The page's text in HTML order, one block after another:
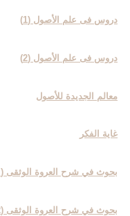
دروس فی علم الأصول (1)
دروس فی علم الأصول (2)
معالم الجدیدة للأصول
غایة الفکر
بحوث في شرح العروة الوثقی (۱)
بحوث في شرح العروة الوثقی (2)